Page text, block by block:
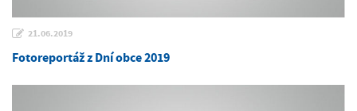
21.06.2019
Fotoreportáž z Dní obce 2019